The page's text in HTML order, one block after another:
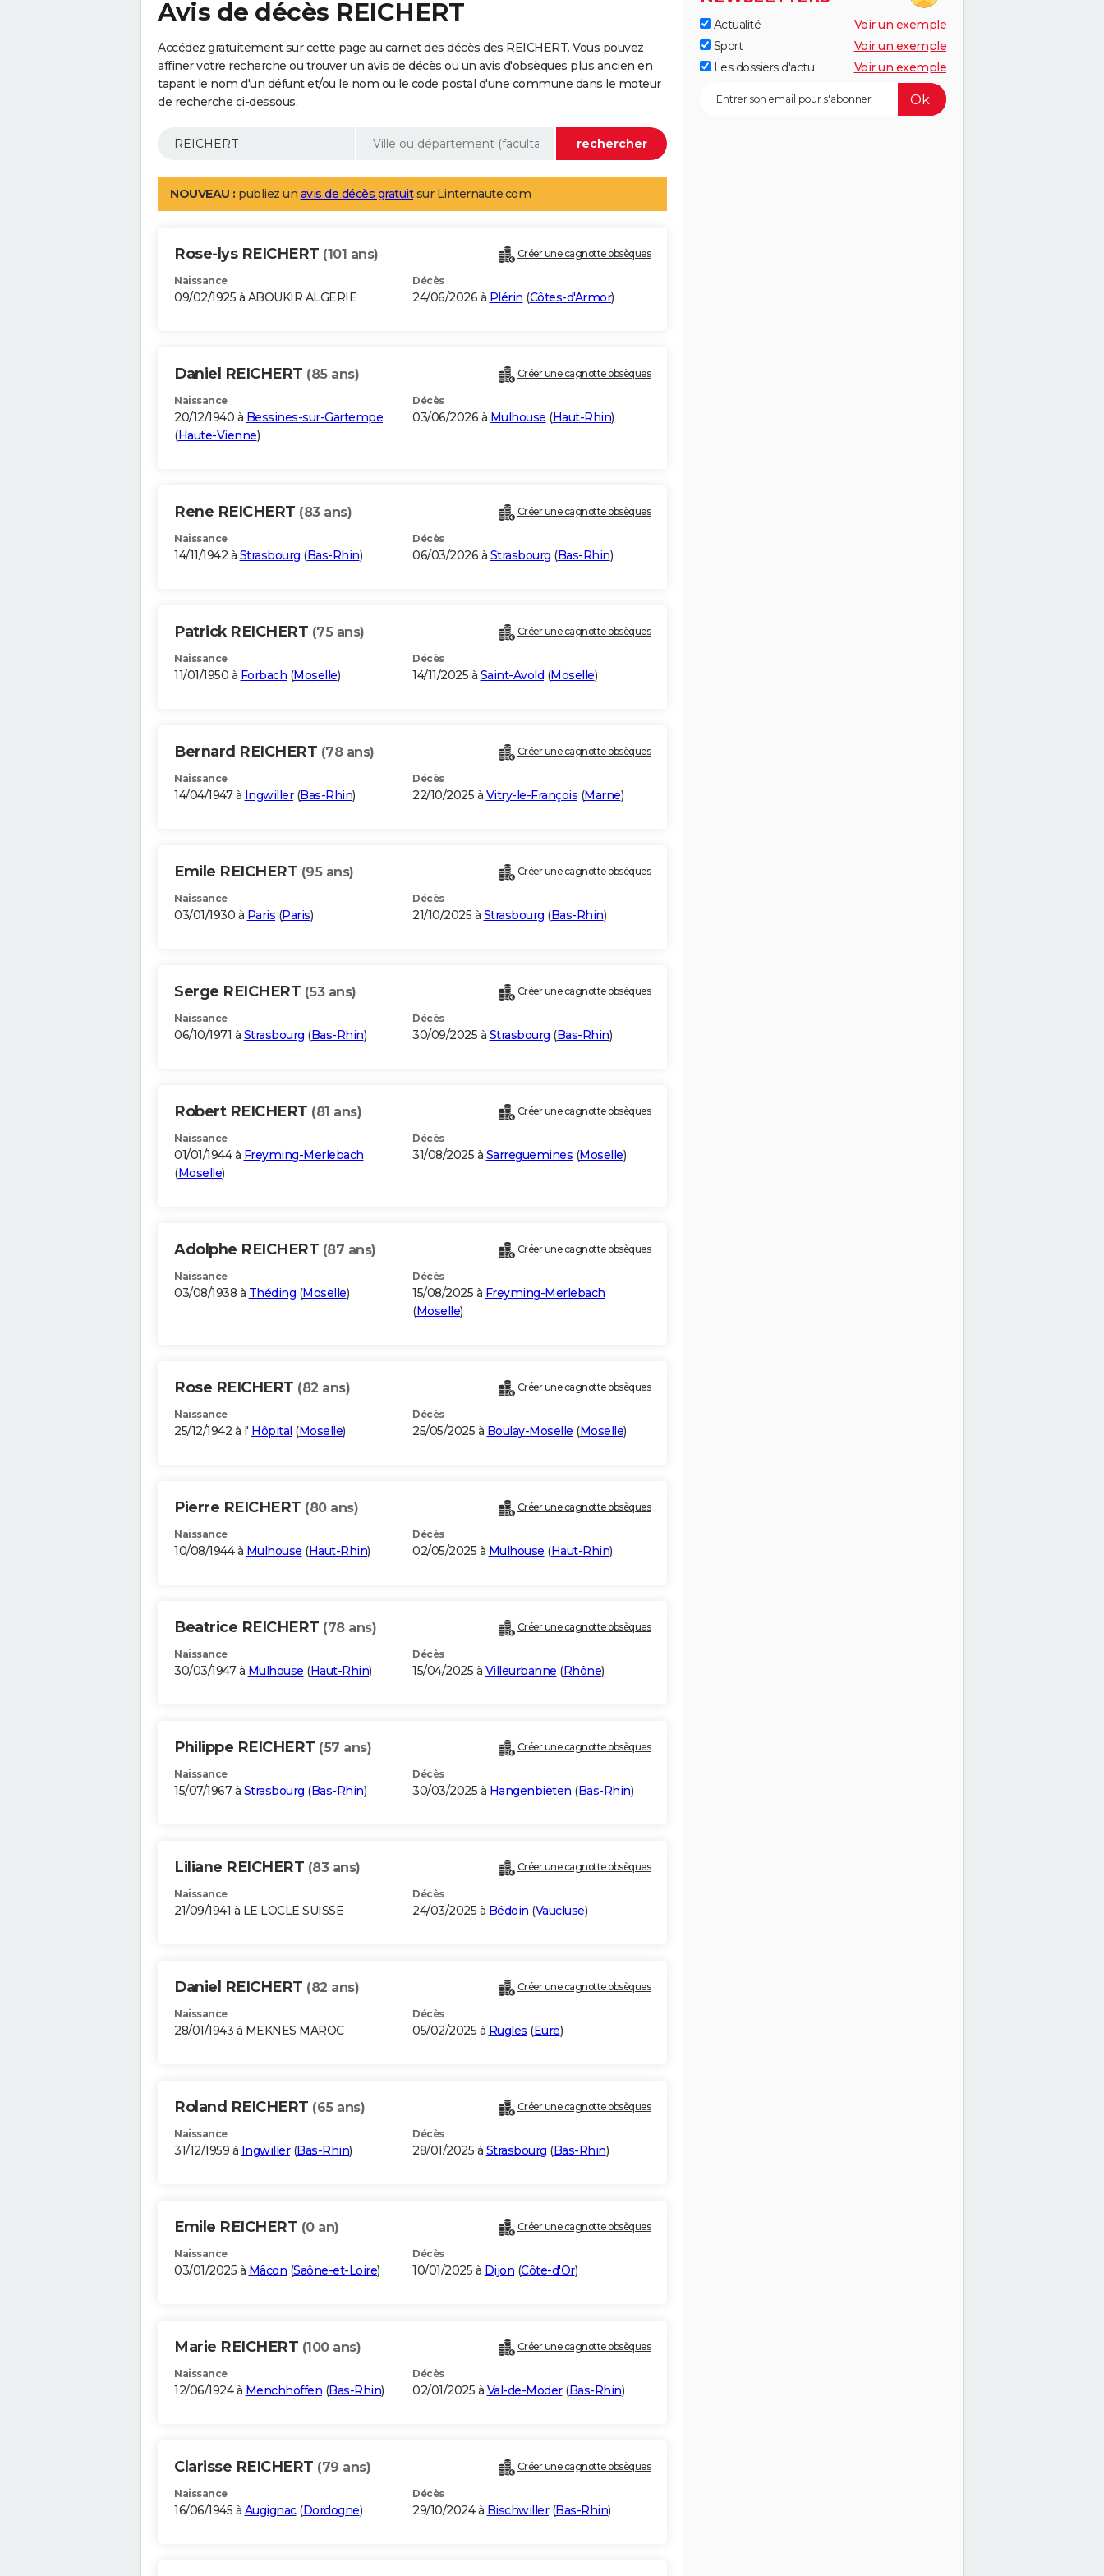
Avis de décès REICHERT
Accédez gratuitement sur cette page au carnet des décès des REICHERT. Vous pouvez
affiner votre recherche ou trouver un avis de décès ou un avis d'obsèques plus ancien en
tapant le nom d'un défunt et/ou le nom ou le code postal d'une commune dans le moteur
de recherche ci-dessous.
NOUVEAU : publiez un avis de décès gratuitsur Linternaute.com
Rose-lys REICHERT (101 ans) Créer une cagnotte obsèques
Naissance
09/02/1925 à ABOUKIR ALGERIE
Décès
24/06/2026 à Plérin (Côtes-d'Armor)
Daniel REICHERT (85 ans) Créer une cagnotte obsèques
Naissance
20/12/1940 à Bessines-sur-Gartempe
(Haute-Vienne)
Décès
03/06/2026 à Mulhouse (Haut-Rhin)
Rene REICHERT (83 ans) Créer une cagnotte obsèques
Naissance
14/11/1942 à Strasbourg (Bas-Rhin)
Décès
06/03/2026 à Strasbourg (Bas-Rhin)
Patrick REICHERT (75 ans) Créer une cagnotte obsèques
Naissance
11/01/1950 à Forbach (Moselle)
Décès
14/11/2025 à Saint-Avold (Moselle)
Bernard REICHERT (78 ans) Créer une cagnotte obsèques
Naissance
14/04/1947 à Ingwiller(Bas-Rhin)
Décès
22/10/2025 à Vitry-le-François (Marne)
Emile REICHERT (95 ans) Créer une cagnotte obsèques
Naissance
03/01/1930 à Paris (Paris)
Décès
21/10/2025 à Strasbourg (Bas-Rhin)
Serge REICHERT (53 ans) Créer une cagnotte obsèques
Naissance
06/10/1971 à Strasbourg (Bas-Rhin)
Décès
30/09/2025 à Strasbourg (Bas-Rhin)
Robert REICHERT (81 ans) Créer une cagnotte obsèques
Naissance
01/01/1944 à Freyming-Merlebach
(Moselle)
Décès
31/08/2025 à Sarreguemines (Moselle)
Adolphe REICHERT (87 ans) Créer une cagnotte obsèques
Naissance
03/08/1938 à Théding (Moselle)
Décès
15/08/2025 à Freyming-Merlebach
(Moselle)
Rose REICHERT (82 ans) Créer une cagnotte obsèques
Naissance
25/12/1942 à l' Hôpital (Moselle)
Décès
25/05/2025 à Boulay-Moselle (Moselle)
Pierre REICHERT (80 ans) Créer une cagnotte obsèques
Naissance
10/08/1944 à Mulhouse (Haut-Rhin)
Décès
02/05/2025 à Mulhouse (Haut-Rhin)
Beatrice REICHERT (78 ans) Créer une cagnotte obsèques
Naissance
30/03/1947 à Mulhouse (Haut-Rhin)
Décès
15/04/2025 à Villeurbanne (Rhône)
Philippe REICHERT (57 ans) Créer une cagnotte obsèques
Naissance
15/07/1967 à Strasbourg (Bas-Rhin)
Décès
30/03/2025 à Hangenbieten (Bas-Rhin)
Liliane REICHERT (83 ans) Créer une cagnotte obsèques
Naissance
21/09/1941 à LE LOCLE SUISSE
Décès
24/03/2025 à Bédoin (Vaucluse)
Daniel REICHERT (82 ans) Créer une cagnotte obsèques
Naissance
28/01/1943 à MEKNES MAROC
Décès
05/02/2025 à Rugles (Eure)
Roland REICHERT (65 ans) Créer une cagnotte obsèques
Naissance
31/12/1959 à Ingwiller(Bas-Rhin)
Décès
28/01/2025 à Strasbourg (Bas-Rhin)
Emile REICHERT (0 an) Créer une cagnotte obsèques
Naissance
03/01/2025 à Mâcon (Saône-et-Loire)
Décès
10/01/2025 à Dijon (Côte-d'Or)
Marie REICHERT (100 ans) Créer une cagnotte obsèques
Naissance
12/06/1924 à Menchhoffen (Bas-Rhin)
Décès
02/01/2025 à Val-de-Moder(Bas-Rhin)
Clarisse REICHERT (79 ans) Créer une cagnotte obsèques
Naissance
16/06/1945 à Augignac(Dordogne)
Décès
29/10/2024 à Bischwiller(Bas-Rhin)
Actualité
Voir un exemple
Sport
Voir un exemple
Les dossiers d'actu
Voir un exemple